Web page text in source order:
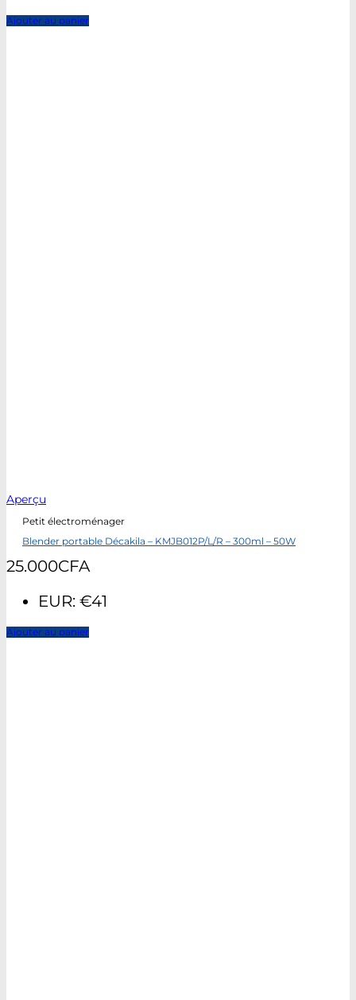
Ajouter au panier
Aperçu
Petit électroménager
Blender portable Décakila – KMJB012P/L/R – 300ml – 50W
25.000CFA
EUR: €41
Ajouter au panier